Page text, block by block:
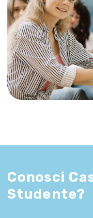
Conosci
Studente?